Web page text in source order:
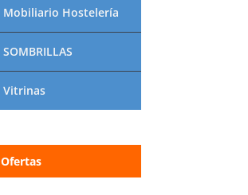
Mobiliario Hostelería
SOMBRILLAS
Vitrinas
Ofertas